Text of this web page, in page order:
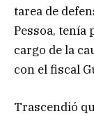
tarea de
Pessoa, tenía
cargo de la
con el fiscal
Trascendió